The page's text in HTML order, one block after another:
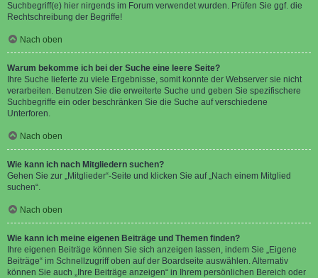
Suchbegriff(e) hier nirgends im Forum verwendet wurden. Prüfen Sie ggf. die
Rechtschreibung der Begriffe!
Nach oben
Warum bekomme ich bei der Suche eine leere Seite?
Ihre Suche lieferte zu viele Ergebnisse, somit konnte der Webserver sie nicht
verarbeiten. Benutzen Sie die erweiterte Suche und geben Sie spezifischere
Suchbegriffe ein oder beschränken Sie die Suche auf verschiedene
Unterforen.
Nach oben
Wie kann ich nach Mitgliedern suchen?
Gehen Sie zur „Mitglieder“-Seite und klicken Sie auf „Nach einem Mitglied
suchen“.
Nach oben
Wie kann ich meine eigenen Beiträge und Themen finden?
Ihre eigenen Beiträge können Sie sich anzeigen lassen, indem Sie „Eigene
Beiträge“ im Schnellzugriff oben auf der Boardseite auswählen. Alternativ
können Sie auch „Ihre Beiträge anzeigen“ in Ihrem persönlichen Bereich oder